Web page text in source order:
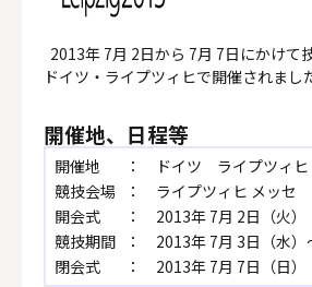
2013年 7月 2日から 7月 7日にかけて
ドイツ・ライプツィヒで開催されまし
開催地、日程等
開催地
： ドイツ ライプツィヒ
競技会場
： ライプツィヒ メッセ
開会式
： 2013年 7月 2日（火）
競技期間
： 2013年 7月 3日（水）
閉会式
： 2013年 7月 7日（日）